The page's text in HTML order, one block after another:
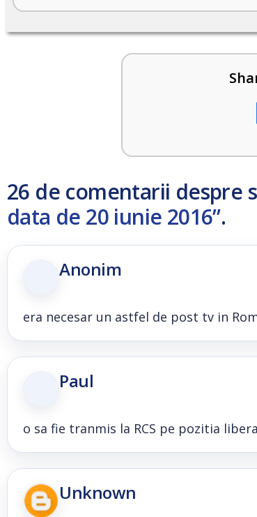
26 de comentarii despre
data de 20 iunie 2016”.
Anonim
era necesar un astfel de post tv in
Paul
o sa fie tranmis la RCS pe pozitia
Unknown